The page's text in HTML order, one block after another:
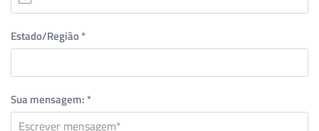
Estado/Região*
Sua mensagem: *